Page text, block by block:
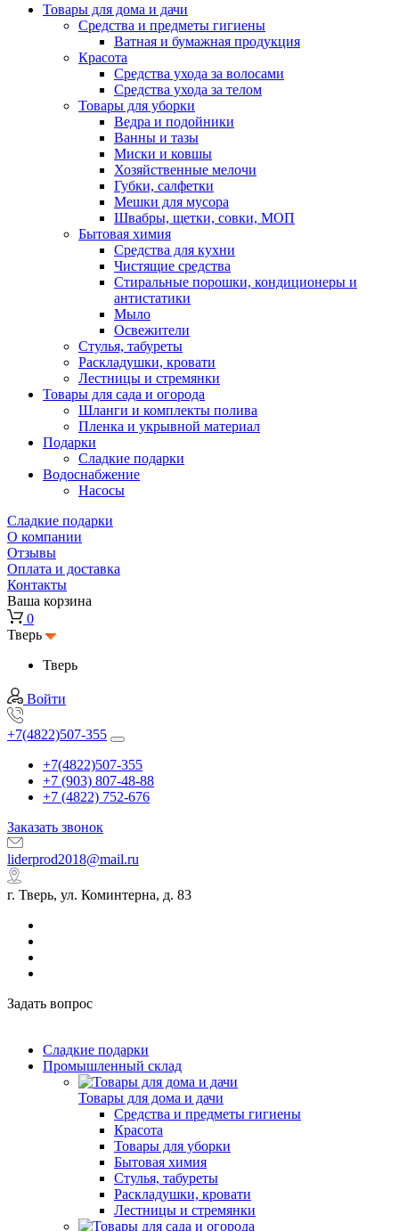
Товары для дома и дачи
Средства и предметы гигиены
Ватная и бумажная продукция
Красота
Средства ухода за волосами
Средства ухода за телом
Товары для уборки
Ведра и подойники
Ванны и тазы
Миски и ковшы
Хозяйственные мелочи
Губки, салфетки
Мешки для мусора
Швабры, щетки, совки, МОП
Бытовая химия
Средства для кухни
Чистящие средства
Стиральные порошки, кондиционеры и
антистатики
Мыло
Освежители
Стулья, табуреты
Раскладушки, кровати
Лестницы и стремянки
Товары для сада и огорода
Шланги и комплекты полива
Пленка и укрывной материал
Подарки
Cладкие подарки
Водоснабжение
Насосы
Сладкие подарки
О компании
Отзывы
Оплата и доставка
Контакты
Ваша корзина
0
Тверь
Тверь
Войти
+7(4822)507-355
+7(4822)507-355
+7 (903) 807-48-88
+7 (4822) 752-676
Заказать звонок
liderprod2018@mail.ru
г. Тверь, ул. Коминтерна, д. 83
Задать вопрос
Сладкие подарки
Промышленный склад
Товары для дома и дачи
Средства и предметы гигиены
Красота
Товары для уборки
Бытовая химия
Стулья, табуреты
Раскладушки, кровати
Лестницы и стремянки